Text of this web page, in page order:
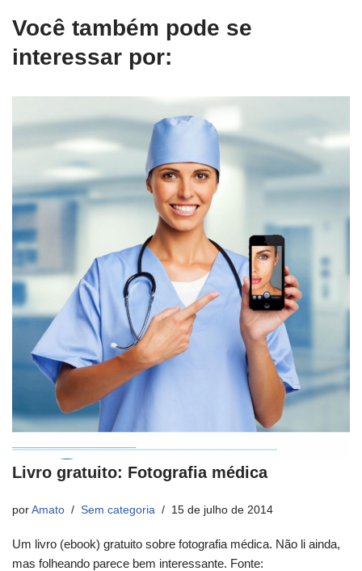
Você também pode se
interessar por:
Livro gratuito: Fotografia médica
por Amato Sem categoria 15 de julho de 2014
Um livro (ebook) gratuito sobre fotografia médica. Não li ainda,
mas folheando parece bem interessante. Fonte: